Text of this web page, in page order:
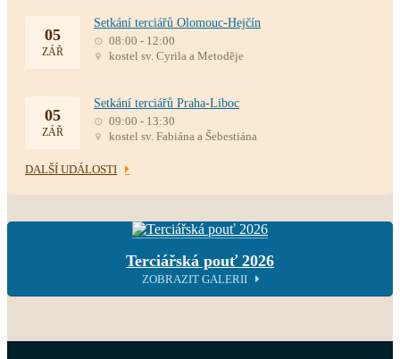
05
ZÁŘ
Setkání terciářů Olomouc-Hejčín
08:00 - 12:00
kostel sv. Cyrila a Metoděje
05
ZÁŘ
Setkání terciářů Praha-Liboc
09:00 - 13:30
kostel sv. Fabiána a Šebestiána
DALŠÍ UDÁLOSTI
Terciářská pouť 2026
ZOBRAZIT GALERII